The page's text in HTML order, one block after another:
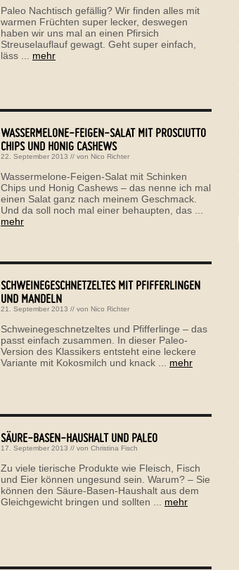
Paleo Nachtisch gefällig? Wir finden alles mit
warmen Früchten super lecker, deswegen
haben wir uns mal an einen Pfirsich
Streuselauflauf gewagt. Geht super einfach,
läss ... mehr
WASSERMELONE-FEIGEN-SALAT MIT PROSCIUTTO
CHIPS UND HONIG CASHEWS
22. September 2013 // von Nico Richter
Wassermelone-Feigen-Salat mit Schinken
Chips und Honig Cashews – das nenne ich mal
einen Salat ganz nach meinem Geschmack.
Und da soll noch mal einer behaupten, das ...
mehr
SCHWEINEGESCHNETZELTES MIT PFIFFERLINGEN
UND MANDELN
21. September 2013 // von Nico Richter
Schweinegeschnetzeltes und Pfifferlinge – das
passt einfach zusammen. In dieser Paleo-
Version des Klassikers entsteht eine leckere
Variante mit Kokosmilch und knack ... mehr
SÄURE-BASEN-HAUSHALT UND PALEO
17. September 2013 // von Christina Fisch
Zu viele tierische Produkte wie Fleisch, Fisch
und Eier können ungesund sein. Warum? – Sie
können den Säure-Basen-Haushalt aus dem
Gleichgewicht bringen und sollten ... mehr